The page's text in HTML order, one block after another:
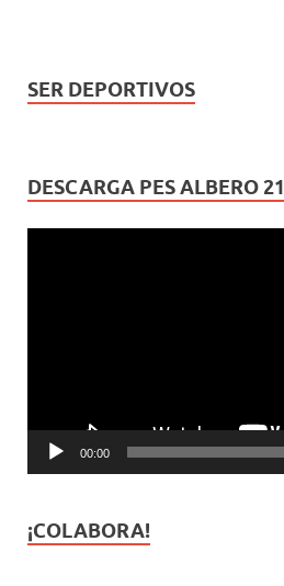
SER DEPORTIVOS
DESCARGA PES ALBERO 21
00:00
¡COLABORA!